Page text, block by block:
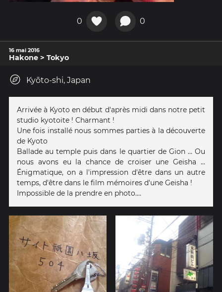
0 0
16 mai 2016
Hakone > Tokyo
Kyōto-shi, Japan
Arrivée à Kyoto en début d'après midi dans notre petit
studio kyotoite ! Charmant !
Une fois installé nous sommes parties à la découverte
de Kyoto
Ballade au temple puis dans le quartier de Gion ... Ou
nous avons eu la chance de croiser une Geisha ...
Énigmatique, on a l'impression d'être dans un autre
temps, d'être dans le film mémoires d'une Geisha !
Impossible de la prendre en photo....